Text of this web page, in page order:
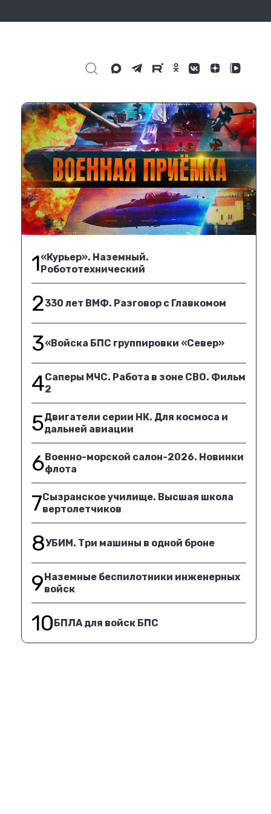
1«Курьер». Наземный.
Робототехнический
2330 лет ВМФ. Разговор с Главкомом
3«Войска БПС группировки «Север»
4Саперы МЧС. Работа в зоне СВО. Фильм
2
5Двигатели серии НК. Для космоса и
дальней авиации
6Военно-морской салон-2026. Новинки
флота
7Сызранское училище. Высшая школа
вертолетчиков
8УБИМ. Три машины в одной броне
9Наземные беспилотники инженерных
войск
10БПЛА для войск БПС